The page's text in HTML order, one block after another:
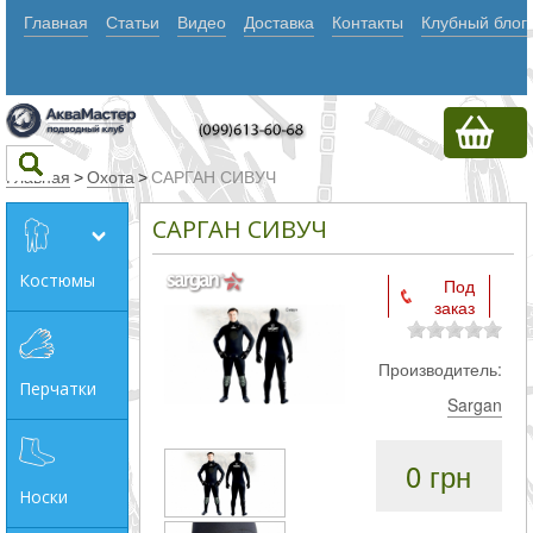
Главная Статьи Видео Доставка Контакты Клубный блог
Текст
Искать
Любое из
слов
слова
Точное
Главная >Охота >САРГАН СИВУЧ
Костюмы
Перчатки
Носки
САРГАН СИВУЧ
Под
заказ
Производитель:
Sargan
0 грн